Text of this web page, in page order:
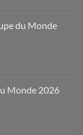
du Monde
Monde 2026